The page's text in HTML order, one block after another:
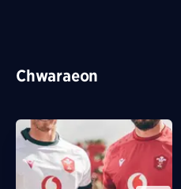
Chwaraeon